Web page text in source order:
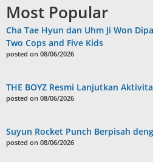
Most Popular
Cha Tae Hyun dan Uhm Ji Won
Two Cops and Five Kids
posted on 08/06/2026
THE BOYZ Resmi Lanjutkan
posted on 08/06/2026
Suyun Rocket Punch Berpisah
posted on 08/06/2026